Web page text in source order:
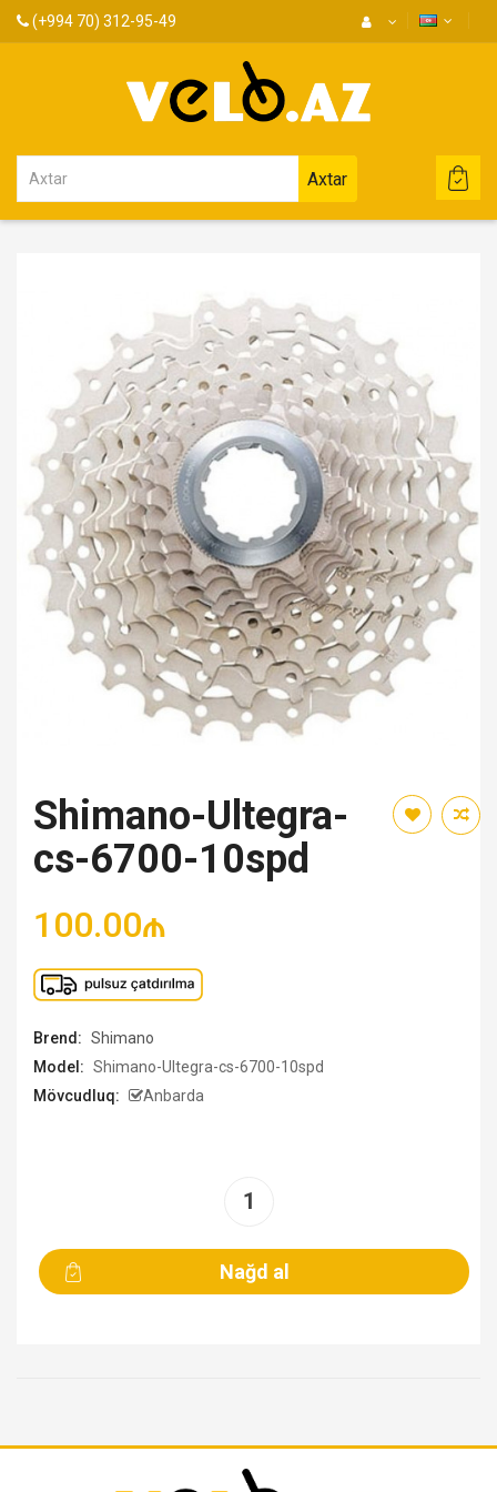
(+994 70) 312-95-49
Axtar
Shimano-Ultegra-
cs-6700-10spd
100.00₼
Brend: Shimano
Model: Shimano-Ultegra-cs-6700-10spd
Mövcudluq:
Anbarda